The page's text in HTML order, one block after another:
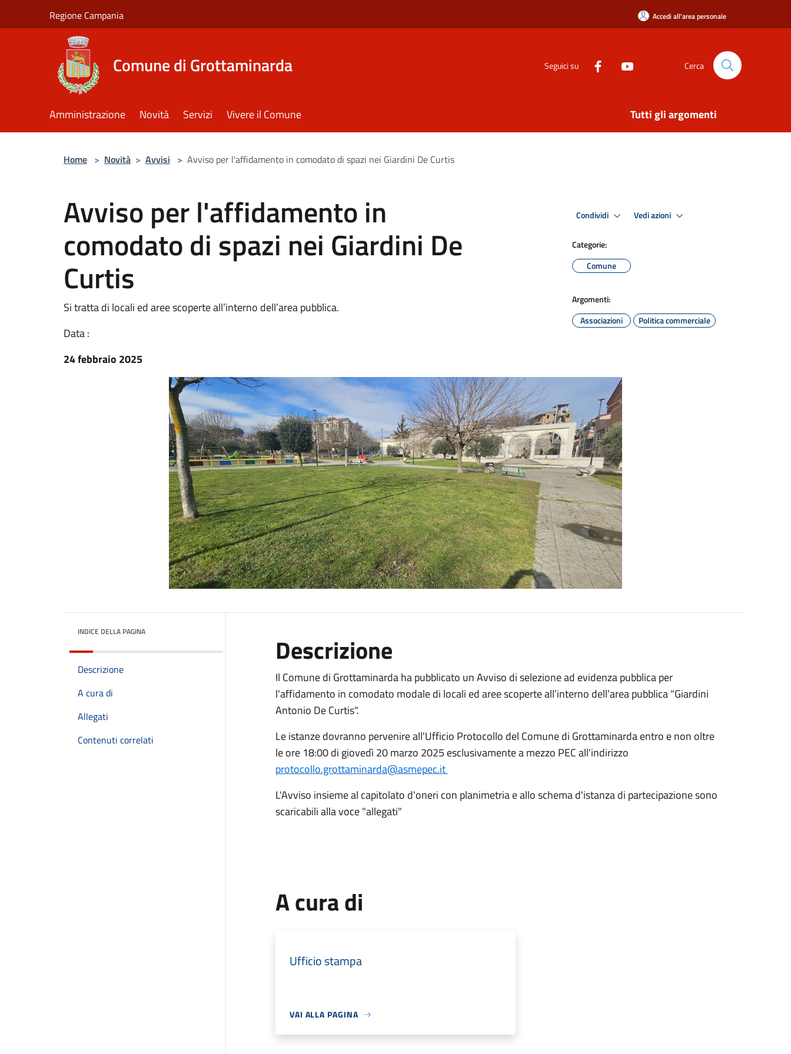
Regione Campania Accedi all'area personale
Comune di Grottaminarda Seguici su Cerca
Amministrazione Novità Servizi Vivere il Comune Tutti gli argomenti
Home > Novità > Avvisi > Avviso per l'affidamento in comodato di spazi nei Giardini De Curtis
Avviso per l'affidamento in
comodato di spazi nei Giardini De
Curtis
Si tratta di locali ed aree scoperte all’interno dell’area pubblica.
Data :
24 febbraio 2025
Condividi Vedi azioni
Categorie:
Comune
Argomenti:
Associazioni
Politica commerciale
INDICE DELLA PAGINA
Descrizione
A cura di
Allegati
Contenuti correlati
Descrizione
Il Comune di Grottaminarda ha pubblicato un Avviso di selezione ad evidenza pubblica per
l'affidamento in comodato modale di locali ed aree scoperte all’interno dell’area pubblica "Giardini
Antonio De Curtis".
Le istanze dovranno pervenire all'Ufficio Protocollo del Comune di Grottaminarda entro e non oltre
le ore 18:00 di giovedì 20 marzo 2025 esclusivamente a mezzo PEC all'indirizzo
protocollo.grottaminarda@asmepec.it
L'Avviso insieme al capitolato d'oneri con planimetria e allo schema d'istanza di partecipazione sono
scaricabili alla voce "allegati"
A cura di
Ufficio stampa
VAI ALLA PAGINA